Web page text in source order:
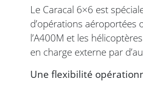
Le Caracal 6×6 est
d’opérations aéroportées
l’A400M et les
en charge externe par
Une flexibilité